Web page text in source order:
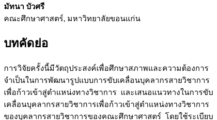
มัทนา บัวศรี
คณะศึกษาศาสตร์, มหาวิทยาลัยขอนแก่น
บทคัดย่อ
การวิจัยครั้งนี้มีวัตถุประสงค์เพื่อศึกษาสภาพและความต้องการ
จำเป็นในการพัฒนารูปแบบการขับเคลื่อนบุคลากรสายวิชาการ
เพื่อก้าวเข้าสู่ตำแหน่งทางวิชาการ และเสนอแนวทางในการขับ
เคลื่อนบุคลากรสายวิชาการเพื่อก้าวเข้าสู่ตำแหน่งทางวิชาการ
ของบุคลากรสายวิชาการของคณะศึกษาศาสตร์ โดยใช้ระเบียบ